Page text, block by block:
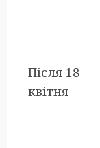
Після 18
квітня